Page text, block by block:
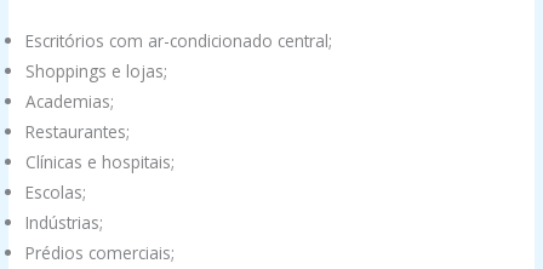
Escritórios com ar-condicionado central;
Shoppings e lojas;
Academias;
Restaurantes;
Clínicas e hospitais;
Escolas;
Indústrias;
Prédios comerciais;